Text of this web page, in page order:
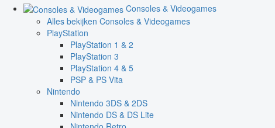
Consoles & Videogames
Alles bekijken Consoles & Videogames
PlayStation
PlayStation 1 & 2
PlayStation 3
PlayStation 4 & 5
PSP & PS Vita
Nintendo
Nintendo 3DS & 2DS
Nintendo DS & DS Lite